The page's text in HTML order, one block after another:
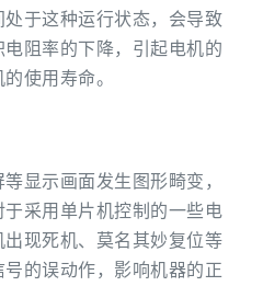
于这种运行状态，会导致
阻率的下降，引起电机的
使用寿命。
显示画面发生图形畸变，
采用单片机控制的一些电
现死机、莫名其妙复位等
的误动作，影响机器的正